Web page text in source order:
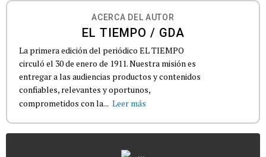
ACERCA DEL AUTOR
EL TIEMPO / GDA
La primera edición del periódico EL TIEMPO
circuló el 30 de enero de 1911. Nuestra misión es
entregar a las audiencias productos y contenidos
confiables, relevantes y oportunos,
comprometidos con la... Leer más
...